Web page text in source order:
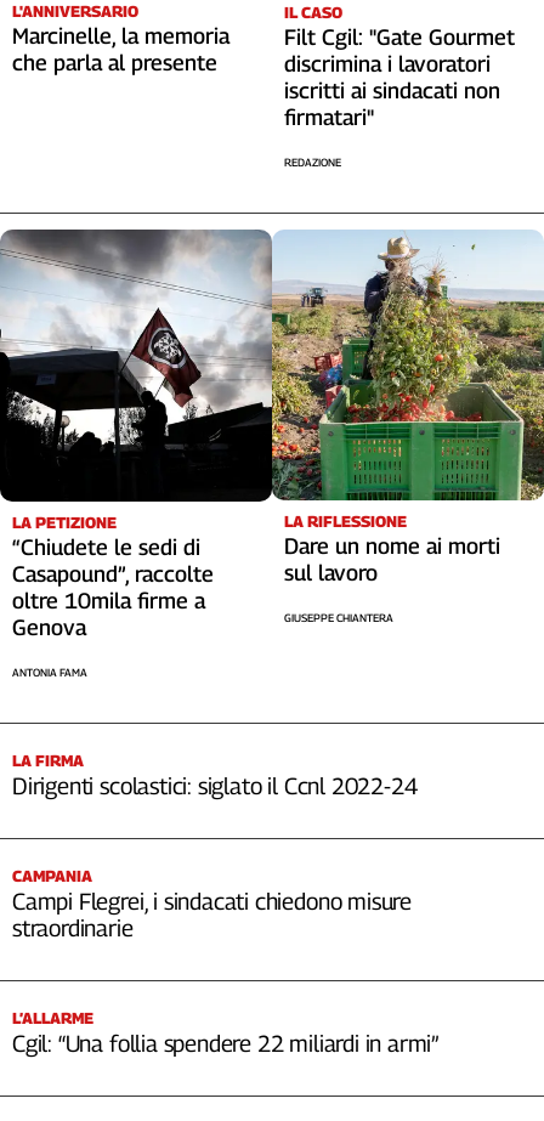
D'Aosta
Veneto
Cerca
Contatti
redazione
Social
L'ANNIVERSARIO
Marcinelle, la memoria
che parla al presente
IL CASO
Filt Cgil: "Gate Gourmet
discrimina i lavoratori
iscritti ai sindacati non
firmatari"
REDAZIONE
LA PETIZIONE
“Chiudete le sedi di
Casapound”, raccolte
oltre 10mila firme a
Genova
ANTONIA FAMA
LA RIFLESSIONE
Dare un nome ai morti
sul lavoro
GIUSEPPE CHIANTERA
LA FIRMA
Dirigenti scolastici: siglato il Ccnl 2022-24
CAMPANIA
Campi Flegrei, i sindacati chiedono misure
straordinarie
L’ALLARME
Cgil: “Una follia spendere 22 miliardi in armi”